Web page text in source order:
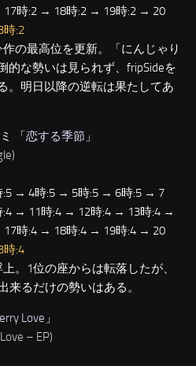
時:2 → 18時:2 → 19時:2 → 20
時:2
の最高位を更新。「にんじゃり
的な勢いは見られず、fripSideを
。明日以降の逆転は果たしてあ
「恋する季節 」
→ 4時:5 → 5時:5 → 6時:5 → 7
→ 11時:4 → 12時:4 → 13時:4 →
時:4 → 18時:4 → 19時:4 → 20
時:4
。1位の座からは転落したが、
来るだけの勢いはある。
Love 」
– EP)